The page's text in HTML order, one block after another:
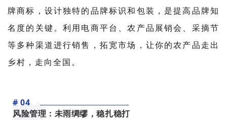
牌商标，设计独特的品牌标识和包装，是提高品牌知
名度的关键。利用电商平台、农产品展销会、采摘节
等多种渠道进行销售，拓宽市场，让你的农产品走出
乡村，走向全国。
# 04
风险管理：未雨绸缪，稳扎稳打